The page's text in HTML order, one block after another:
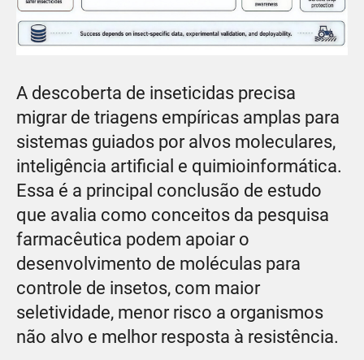
A descoberta de inseticidas precisa
migrar de triagens empíricas amplas para
sistemas guiados por alvos moleculares,
inteligência artificial e quimioinformática.
Essa é a principal conclusão de estudo
que avalia como conceitos da pesquisa
farmacêutica podem apoiar o
desenvolvimento de moléculas para
controle de insetos, com maior
seletividade, menor risco a organismos
não alvo e melhor resposta à resistência.